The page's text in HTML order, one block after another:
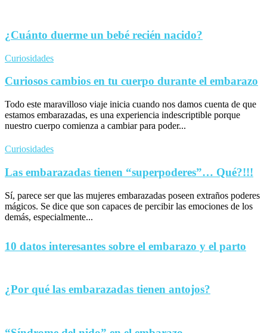
¿Cuánto duerme un bebé recién nacido?
Curiosidades
Curiosos cambios en tu cuerpo durante el embarazo
Todo este maravilloso viaje inicia cuando nos damos cuenta de que
estamos embarazadas, es una experiencia indescriptible porque
nuestro cuerpo comienza a cambiar para poder...
Curiosidades
Las embarazadas tienen “superpoderes”… Qué?!!!
Sí, parece ser que las mujeres embarazadas poseen extraños poderes
mágicos. Se dice que son capaces de percibir las emociones de los
demás, especialmente...
10 datos interesantes sobre el embarazo y el parto
¿Por qué las embarazadas tienen antojos?